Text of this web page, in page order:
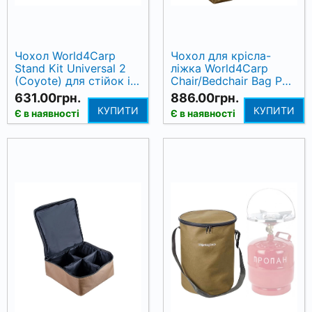
Чохол World4Carp
Stand Kit Universal 2
(Coyote) для стійок і
бузбарів
631.00грн.
Є в наявності КУПИТИ
Чохол для крісла-
ліжка World4Carp
Chair/Bedchair Bag PVC
(ПВХ), 70х80x20 см
886.00грн.
Є в наявності КУПИТИ